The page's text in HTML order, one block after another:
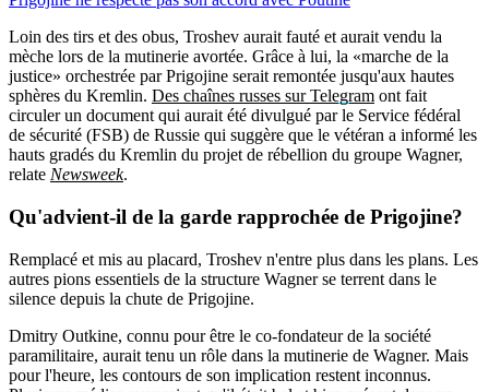
Loin des tirs et des obus, Troshev aurait fauté et aurait vendu la
mèche lors de la mutinerie avortée. Grâce à lui, la «marche de la
justice» orchestrée par Prigojine serait remontée jusqu'aux hautes
sphères du Kremlin. Des chaînes russes sur Telegram ont fait
circuler un document qui aurait été divulgué par le Service fédéral
de sécurité (FSB) de Russie qui suggère que le vétéran a informé les
hauts gradés du Kremlin du projet de rébellion du groupe Wagner,
relate Newsweek.
Qu'advient-il de la garde rapprochée de Prigojine?
Remplacé et mis au placard, Troshev n'entre plus dans les plans. Les
autres pions essentiels de la structure Wagner se terrent dans le
silence depuis la chute de Prigojine.
Dmitry Outkine, connu pour être le co-fondateur de la société
paramilitaire, aurait tenu un rôle dans la mutinerie de Wagner. Mais
pour l'heure, les contours de son implication restent inconnus.